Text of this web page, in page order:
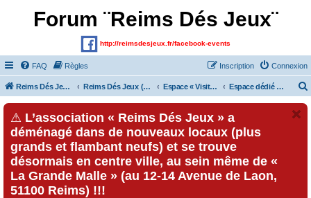
Forum ¨Reims Dés Jeux¨
http://reimsdesjeux.fr/facebook-events
FAQ Règles Connexion
Inscription
Reims Dés Jeux (Site) Reims Dés Jeux (Forum) Espace « Visiteurs » et inscrits au forum Espace dédié au « Festival Dés Jeux», organisé par l'association « Reims Dés Jeux » !!!
⚠ L’association « Reims Dés Jeux » a
déménagé dans de nouveaux locaux (plus
grands et flambant neufs) et se trouve
désormais en centre ville, au sein même de «
La Grande Malle » (au 12-14 Avenue de Laon,
51100 Reims) !!!